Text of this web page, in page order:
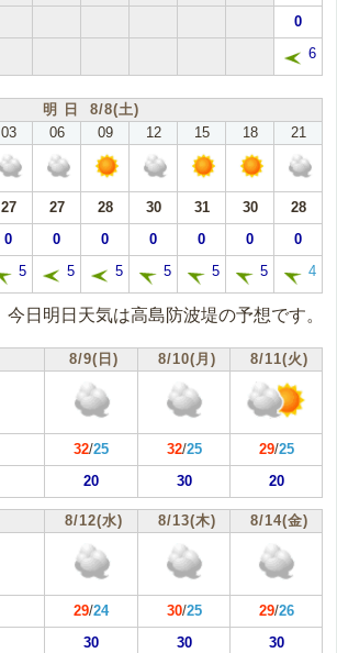
0
6
明 日 8/8(土)
03 06 09 12 15 18 21
27 27 28 30 31 30
28
0 0 0 0 0 0 0
5 5 5 5 5 5 4
今日明日天気は高島防波堤の予想です。
8/9(日) 8/10(月) 8/11(火)
32/25 32/25 29/25
20 30 20
8/12(水) 8/13(木) 8/14(金)
29/24 30/25 29/26
30 30 30